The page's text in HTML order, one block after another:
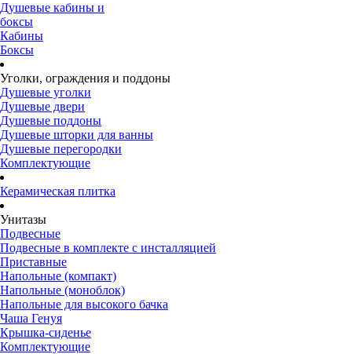
Душевые кабины и
боксы
Кабины
Боксы
Уголки, ограждения и поддоны
Душевые уголки
Душевые двери
Душевые поддоны
Душевые шторки для ванны
Душевые перегородки
Комплектующие
Керамическая плитка
Унитазы
Подвесные
Подвесные в комплекте с инсталляцией
Приставные
Напольные (компакт)
Напольные (моноблок)
Напольные для высокого бачка
Чаша Генуя
Крышка-сиденье
Комплектующие